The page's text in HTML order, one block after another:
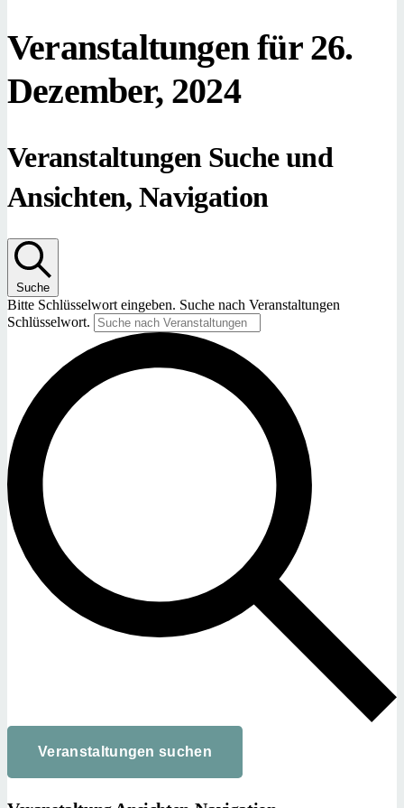
Veranstaltungen für 26.
Dezember, 2024
Veranstaltungen Suche und
Ansichten, Navigation
Suche
Bitte Schlüsselwort eingeben. Suche nach Veranstaltungen
Schlüsselwort.
Veranstaltungen suchen